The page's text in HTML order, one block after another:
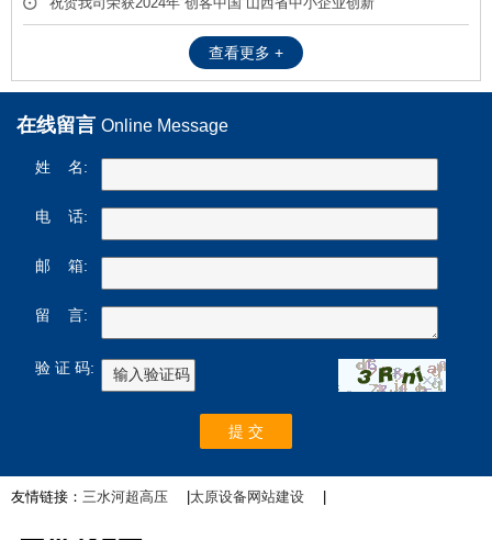
查看更多 +
在线留言 Online Message
姓 名:
电 话:
邮 箱:
留 言:
验 证 码:
友情链接： 三水河超高压 |太原设备网站建设 |